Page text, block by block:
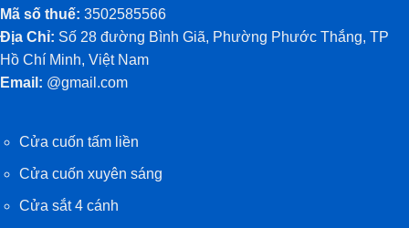
Mã số thuế: 3502585566
Địa Chỉ: Số 28 đường Bình Giã, Phường Phước Thắng, TP
Hồ Chí Minh, Việt Nam
Email: @gmail.com
Cửa cuốn tấm liền
Cửa cuốn xuyên sáng
Cửa sắt 4 cánh